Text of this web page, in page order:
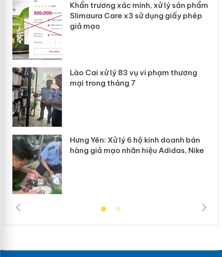
Khẩn trương xác minh, xử lý sản phẩm
Slimaura Care x3 sử dụng giấy phép
giả mạo
Lào Cai xử lý 83 vụ vi phạm thương
mại trong tháng 7
Hưng Yên: Xử lý 6 hộ kinh doanh bán
hàng giả mạo nhãn hiệu Adidas, Nike